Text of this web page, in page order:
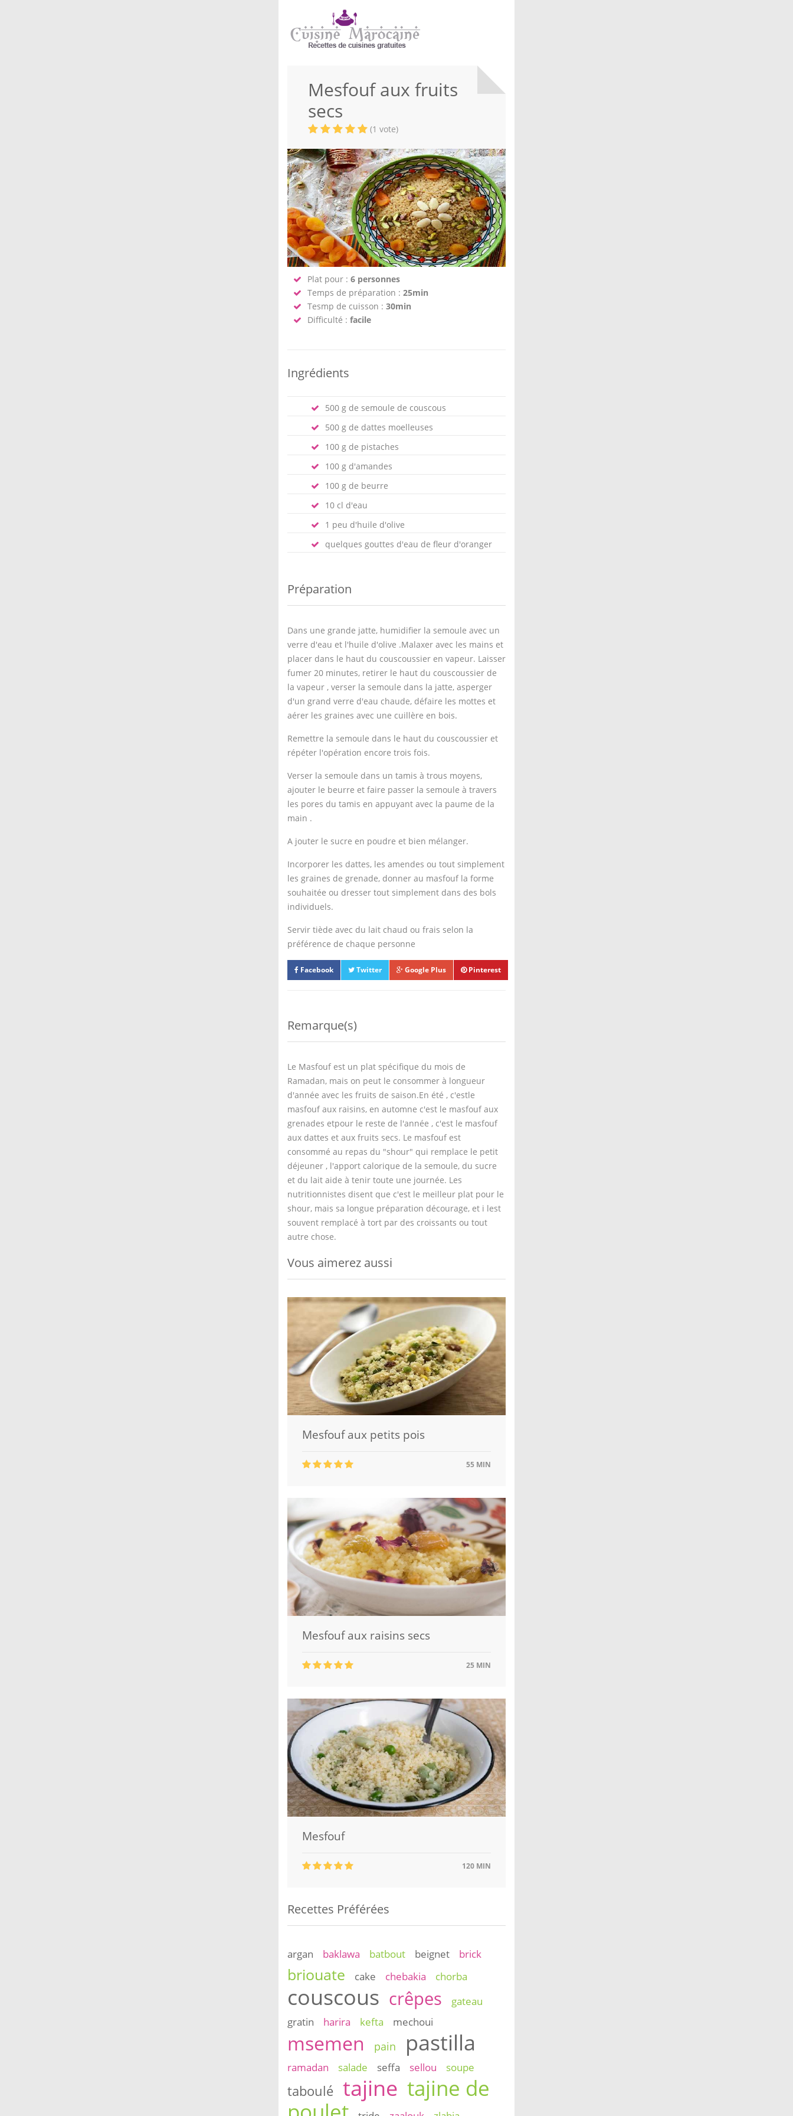
Mesfouf aux fruits
secs
(1 vote)
Plat pour : 6 personnes
Temps de préparation : 25min
Tesmp de cuisson : 30min
Difficulté : facile
Ingrédients
500 g de semoule de couscous
500 g de dattes moelleuses
100 g de pistaches
100 g d'amandes
100 g de beurre
10 cl d'eau
1 peu d'huile d'olive
quelques gouttes d'eau de fleur d'oranger
Préparation
Dans une grande jatte, humidifier la semoule avec un
verre d'eau et l'huile d'olive .Malaxer avec les mains et
placer dans le haut du couscoussier en vapeur. Laisser
fumer 20 minutes, retirer le haut du couscoussier de
la vapeur , verser la semoule dans la jatte, asperger
d'un grand verre d'eau chaude, défaire les mottes et
aérer les graines avec une cuillère en bois.
Remettre la semoule dans le haut du couscoussier et
répéter l'opération encore trois fois.
Verser la semoule dans un tamis à trous moyens,
ajouter le beurre et faire passer la semoule à travers
les pores du tamis en appuyant avec la paume de la
main .
A jouter le sucre en poudre et bien mélanger.
Incorporer les dattes, les amendes ou tout simplement
les graines de grenade, donner au masfouf la forme
souhaitée ou dresser tout simplement dans des bols
individuels.
Servir tiède avec du lait chaud ou frais selon la
préférence de chaque personne
Facebook Twitter Google Plus Pinterest
Remarque(s)
Le Masfouf est un plat spécifique du mois de
Ramadan, mais on peut le consommer à longueur
d'année avec les fruits de saison.En été , c'estle
masfouf aux raisins, en automne c'est le masfouf aux
grenades etpour le reste de l'année , c'est le masfouf
aux dattes et aux fruits secs. Le masfouf est
consommé au repas du "shour" qui remplace le petit
déjeuner , l'apport calorique de la semoule, du sucre
et du lait aide à tenir toute une journée. Les
nutritionnistes disent que c'est le meilleur plat pour le
shour, mais sa longue préparation décourage, et i lest
souvent remplacé à tort par des croissants ou tout
autre chose.
Vous aimerez aussi
Mesfouf aux petits pois
55 MIN
Mesfouf aux raisins secs
25 MIN
Mesfouf
120 MIN
Recettes Préférées
argan baklawa batbout beignet brick
briouate cake chebakia chorba
couscous crêpes
gateau
gratin
harira kefta mechoui
msemen pain pastilla
ramadan salade seffa sellou soupe
taboulé tajine tajine de